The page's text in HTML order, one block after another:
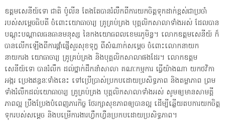
ឧត្តមសេនីយ៍ទោ ជាតិ ប៉ូលីន តែងតែបានរំលឹកពីការយកចិត្តទុកដាក់ខ្ពស់ជាប្រចាំ
របស់សម្តេចធិបតី ចំពោះយោធាចារ្យ គ្រូគ្រប់គ្រង បុគ្គលិកសាលាទាំងអស់ ដែលបាន
បណ្តុះបណ្តាលធនធានមនុស្ស នៃកងយោធពលខេមរភូមិន្ទ។ លោកឧត្តមសេនីយ៍ ក៏
បានលេីកឡេីងពីការផ្តាំផ្ញេីសួរសុខទុក្ខ ពីសំណាក់សម្តេច ចំពោះលោកនាយក
នាយករង យោធាចារ្យ គ្រូគ្រប់គ្រង និងបុគ្គលិកសាលាផងដែរ។ លោកឧត្តម
សេនីយ៍ទោ បានរំលឹក ដល់ថ្នាក់ដឹកនាំសាលា គណៈកម្មការ ធ្វេីយ៉ាងណា យកថវិកា
អង្ករ ប្រេងឥន្ធនៈទាំងនេះ ទៅប្រេីប្រាស់ប្រកបដោយប្រសិទ្ធភាព និងតម្លាភាព ព្រម
ទាំងរំលឹកដល់យោធាចារ្យ គ្រូគ្រប់គ្រង បុគ្គលិកសាលាទាំងអស់ សូមឲ្យមានសាមគ្គី
ភាពល្អ ប្រឹងប្រែងបំពេញភារកិច្ច ថែរក្សាសុខភាពឲ្យបានល្អ ដេីម្បីឆ្លេីយតបការយកចិត្ត
ទុករបស់សម្តេច និងបម្រេីការងារហ្វឹកហ្វឺនប្រកបដោយប្រសិទ្ធភាព។